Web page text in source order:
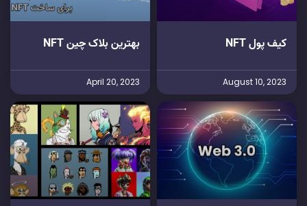
کیف پول NFT
August 10, 2023
بهترین بلاک چین NFT
April 20, 2023